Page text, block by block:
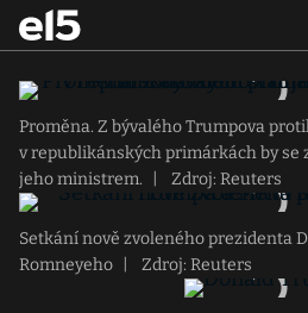
Proměna. Z bývalého Trumpova
v republikánských primárkách by se
jeho ministrem.
Zdroj: Reuters
Setkání nově zvoleného prezidenta
Romneyeho
Zdroj: Reuters